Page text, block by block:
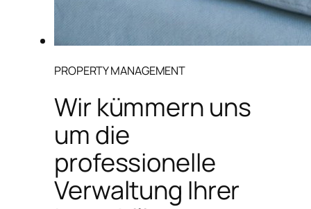
PROPERTY MANAGEMENT
Wir kümmern uns
um die
professionelle
Verwaltung Ihrer